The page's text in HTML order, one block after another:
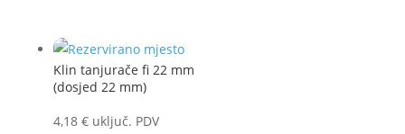
Klin tanjurače fi 22 mm
(dosjed 22 mm)
4,18 € uključ. PDV